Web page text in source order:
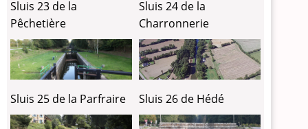
Sluis 23 de la
Pêchetière
Sluis 24 de la
Charronnerie
Sluis 25 de la Parfraire Sluis 26 de Hédé